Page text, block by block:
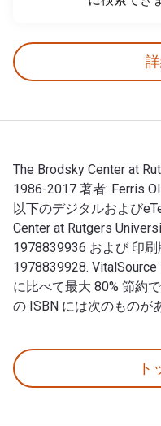
The Brodsky Center at
1986-2017 著者: Ferris
以下のデジタルおよび
Center at Rutgers
1978839936 および 印
1978839928.
に比べて最大 80% 節約
の ISBN には次のものが
ト